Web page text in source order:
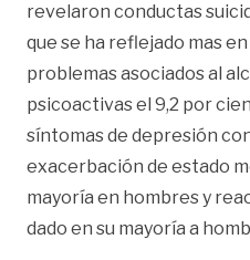
revelaron conductas
que se ha reflejado mas
problemas asociados al
psicoactivas el 9,2 por
síntomas de depresión
exacerbación de estado
mayoría en hombres y
dado en su mayoría a